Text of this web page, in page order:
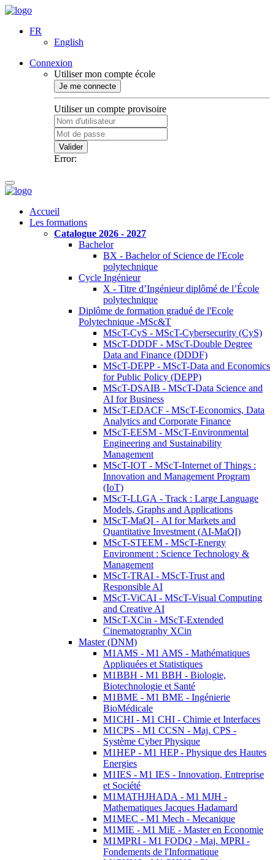
FR
English
Connexion
Utiliser mon compte école
Je me connecte
Utiliser un compte provisoire
Valider
Error:
Accueil
Les formations
Catalogue 2026 - 2027
Bachelor
BX - Bachelor of Science de l'Ecole
polytechnique
Cycle Ingénieur
X - Titre d’Ingénieur diplômé de l’École
polytechnique
Diplôme de formation gradué de l'Ecole
Polytechnique -MSc&T
MScT-CyS - MScT-Cybersecurity (CyS)
MScT-DDDF - MScT-Double Degree
Data and Finance (DDDF)
MScT-DEPP - MScT-Data and Economics
for Public Policy (DEPP)
MScT-DSAIB - MScT-Data Science and
AI for Business
MScT-EDACF - MScT-Economics, Data
Analytics and Corporate Finance
MScT-EESM - MScT-Environmental
Engineering and Sustainability
Management
MScT-IOT - MScT-Internet of Things :
Innovation and Management Program
(IoT)
MScT-LLGA - Track : Large Language
Models, Graphs and Applications
MScT-MaQI - AI for Markets and
Quantitative Investment (AI-MaQI)
MScT-STEEM - MScT-Energy
Environment : Science Technology &
Management
MScT-TRAI - MScT-Trust and
Responsible AI
MScT-ViCAI - MScT-Visual Computing
and Creative AI
MScT-XCin - MScT-Extended
Cinematography XCin
Master (DNM)
M1AMS - M1 AMS - Mathématiques
Appliquées et Statistiques
M1BBH - M1 BBH - Biologie,
Biotechnologie et Santé
M1BME - M1 BME - Ingénierie
BioMédicale
M1CHI - M1 CHI - Chimie et Interfaces
M1CPS - M1 CCSN - Maj. CPS -
Système Cyber Physique
M1HEP - M1 HEP - Physique des Hautes
Energies
M1IES - M1 IES - Innovation, Entreprise
et Société
M1MATHJHADA - M1 MJH -
Mathematiques Jacques Hadamard
M1MEC - M1 Mech - Mecanique
M1MIE - M1 MiE - Master en Economie
M1MPRI - M1 FODQ - Maj. MPRI -
Fondements de l'Informatique